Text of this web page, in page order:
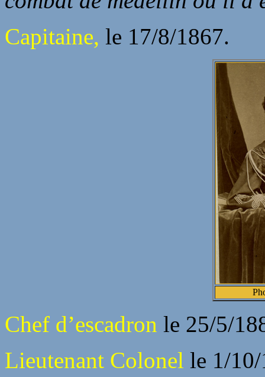
Capitaine, le 17/8/1867.
Chef d’escadron le 25/5/
Lieutenant Colonel le 1/